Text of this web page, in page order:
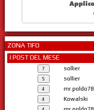
ZONA TIFO
I POST DEL MESE
sollier
sollier
mr.poldo78
Kowalski